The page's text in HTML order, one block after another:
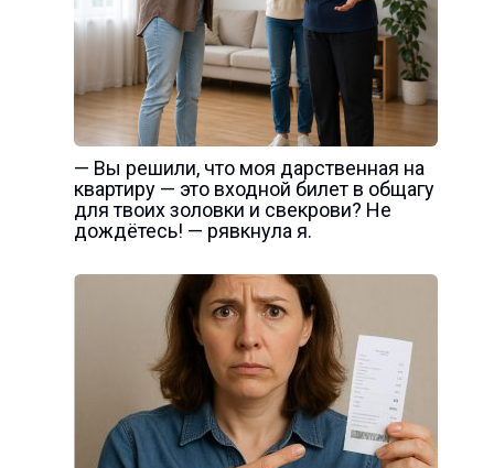
— Вы решили, что моя дарственная на
квартиру — это входной билет в общагу
для твоих золовки и свекрови? Не
дождётесь! — рявкнула я.